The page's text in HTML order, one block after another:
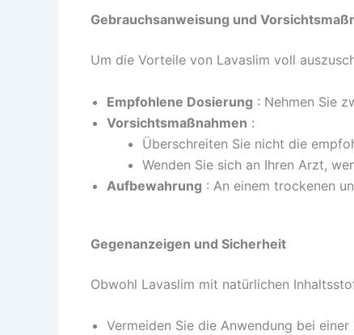
Gebrauchsanweisung und
Um die Vorteile von Lavaslim voll
Empfohlene Dosierung : Nehmen Sie
Vorsichtsmaßnahmen :
Überschreiten Sie nicht die
Wenden Sie sich an Ihren Arzt,
Aufbewahrung : An einem trockenen
Gegenanzeigen und Sicherheit
Obwohl Lavaslim mit natürlichen
Vermeiden Sie die Anwendung bei